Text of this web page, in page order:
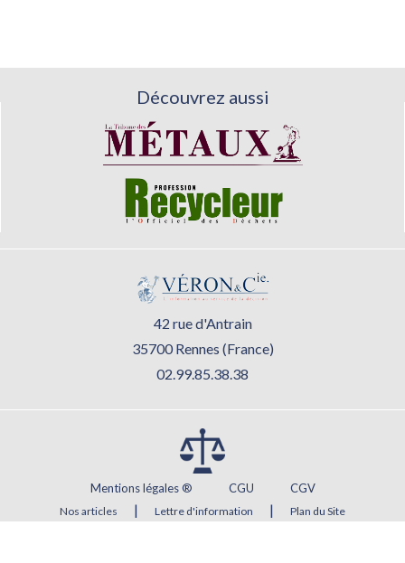
Mentions légales ® CGU CGV
Nos articles | Lettre d'information | Plan du Site
Découvrez aussi
42 rue d'Antrain
35700 Rennes (France)
02.99.85.38.38